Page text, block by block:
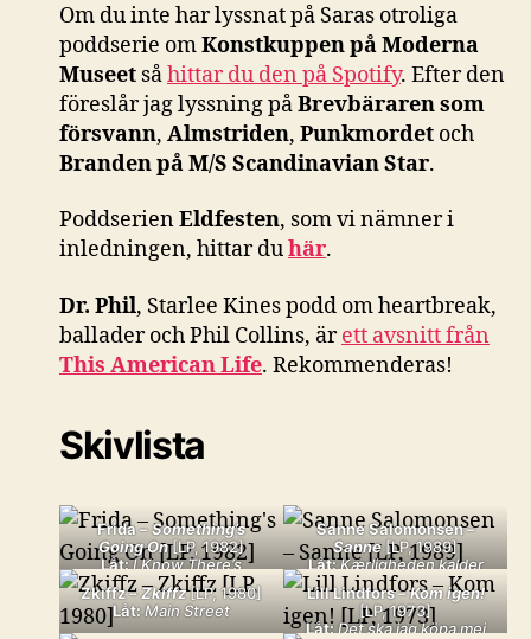
Om du inte har lyssnat på Saras otroliga
poddserie omKonstkuppen på Moderna
Museet såhittar du den på Spotify. Efter den
föreslår jag lyssning påBrevbäraren som
försvann, Almstriden, Punkmordet och
Branden på M/S Scandinavian Star.
PoddserienEldfesten, som vi nämner i
inledningen, hittar duhär.
Dr. Phil, Starlee Kines podd om heartbreak,
ballader och Phil Collins, ärett avsnitt från
This American Life. Rekommenderas!
Skivlista
Frida –Something’s
Going On[LP, 1982]
Låt:I Know There’s
Something Going On
Sanne Salomonsen –
Sanne[LP, 1989]
Låt:Kærligheden kalder
Zkiffz –Zkiffz[LP, 1980]
Låt:Main Street
Lill Lindfors –Kom igen!
[LP, 1973]
Låt:Det ska jag köpa mej